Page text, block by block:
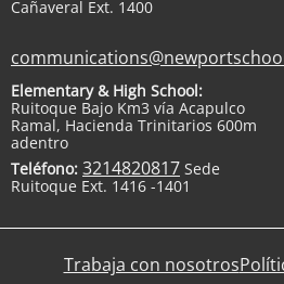
Cañaveral Ext. 1400
Elementary & High School:
Ruitoque Bajo Km3 vía Acapulco
Ramal, Hacienda Trinitarios 600m
adentro
Teléfono: 3214820817 Sede
Ruitoque Ext. 1416 -1401
Trabaja con nosotros